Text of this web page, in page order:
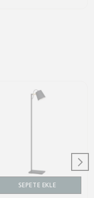
SEPETE EKLE